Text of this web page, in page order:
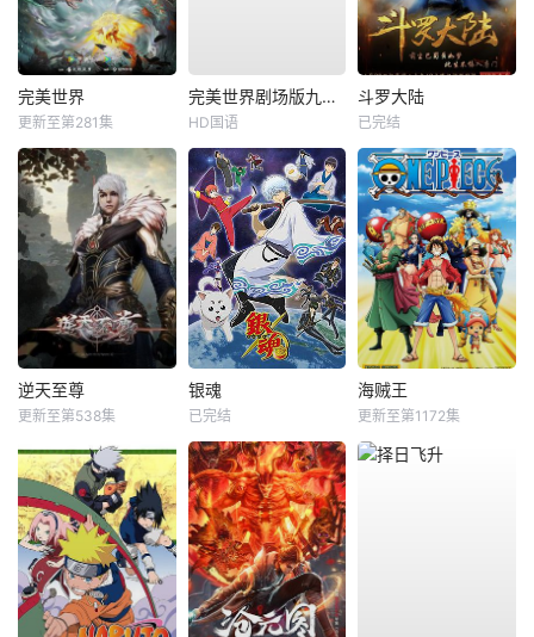
完美世界
更新至第281集
完美世界剧场版九劫焚天
HD国语
斗罗大陆
已完结
逆天至尊
更新至第538集
银魂
已完结
海贼王
更新至第1172集